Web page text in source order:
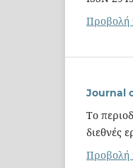
Προβολή
Journal
Το
διεθνές
Προβολή